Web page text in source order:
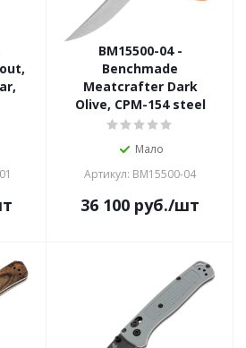
BM15500-04 -
Benchmade
Meatcrafter Dark
Olive, CPM-154 steel
Мало
Артикул: BM15500-04
36 100 руб./шт